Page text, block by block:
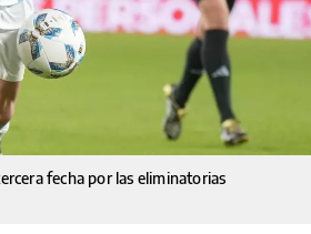
fecha por las eliminatorias